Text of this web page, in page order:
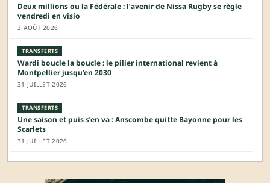
Deux millions ou la Fédérale : l’avenir de Nissa Rugby se règle
vendredi en visio
3 AOÛT 2026
TRANSFERTS
Wardi boucle la boucle : le pilier international revient à
Montpellier jusqu’en 2030
31 JUILLET 2026
TRANSFERTS
Une saison et puis s’en va : Anscombe quitte Bayonne pour les
Scarlets
31 JUILLET 2026